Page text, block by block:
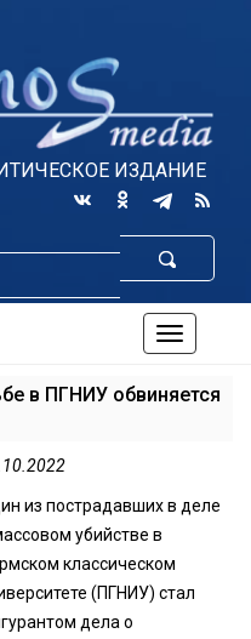
ИЗДАНИЕ
по
в ПГНИУ обвиняется
из пострадавших в деле
убийстве в
классическом
(ПГНИУ) стал
дела о